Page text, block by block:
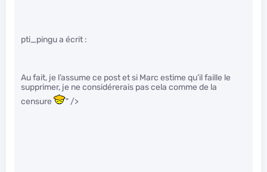
pti_pingu a écrit :
Au fait, je l’assume ce post et si Marc estime qu’il faille le
supprimer, je ne considérerais pas cela comme de la
censure
" />